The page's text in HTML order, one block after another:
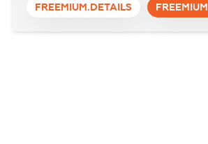
FREEMIUM.DETAILS